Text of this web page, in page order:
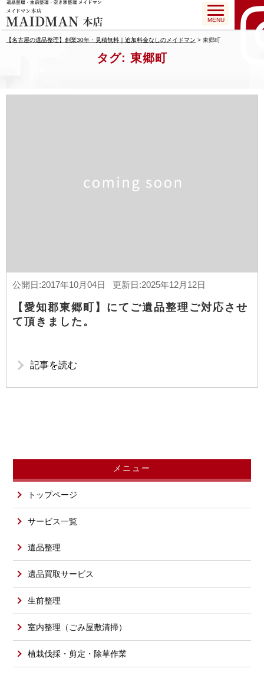
MENU
【名古屋の遺品整理】創業30年・見積無料｜追加料金なしのメイドマン > 東郷町
タグ: 東郷町
公開日:2017年10月04日 更新日:2025年12月12日
【愛知郡東郷町】にてご遺品整理ご対応させ
て頂きました。
記事を読む
メニュー
トップページ
サービス一覧
遺品整理
遺品買取サービス
生前整理
室内整理（ごみ屋敷清掃）
植栽伐採・剪定・除草作業